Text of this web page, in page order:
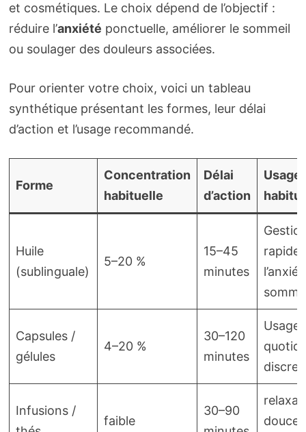
et cosmétiques. Le choix dépend de l’objectif :
réduire l’anxiété ponctuelle, améliorer le sommeil
ou soulager des douleurs associées.
Pour orienter votre choix, voici un tableau
synthétique présentant les formes, leur délai
d’action et l’usage recommandé.
Forme
Concentration
habituelle
Délai
d’action
Usage
Huile
(sublinguale)
5–20 %
15–45
minutes
rapide
Capsules /
gélules
4–20 %
30–120
minutes
Usage
discret
Infusions /
faible
30–90
douce,